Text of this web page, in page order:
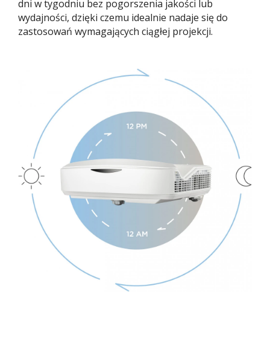
dni w tygodniu bez pogorszenia jakości lub
wydajności, dzięki czemu idealnie nadaje się do
zastosowań wymagających ciągłej projekcji.​